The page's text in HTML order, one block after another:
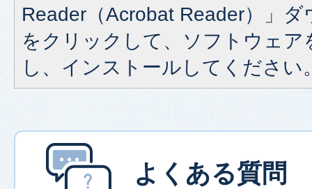
Reader（Acrobat Reader）」
をクリックして、ソフトウェア
し、インストールしてください
よくある質問